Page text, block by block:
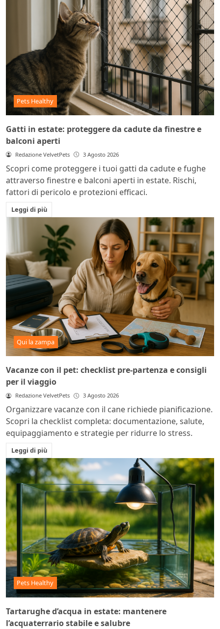
Pets Healthy
Gatti in estate: proteggere da cadute da finestre e
balconi aperti
Redazione VelvetPets 3 Agosto 2026
Scopri come proteggere i tuoi gatti da cadute e fughe
attraverso finestre e balconi aperti in estate. Rischi,
fattori di pericolo e protezioni efficaci.
Leggi di più
Qui la zampa
Vacanze con il pet: checklist pre-partenza e consigli
per il viaggio
Redazione VelvetPets 3 Agosto 2026
Organizzare vacanze con il cane richiede pianificazione.
Scopri la checklist completa: documentazione, salute,
equipaggiamento e strategie per ridurre lo stress.
Leggi di più
Pets Healthy
Tartarughe d’acqua in estate: mantenere
l’acquaterrario stabile e salubre